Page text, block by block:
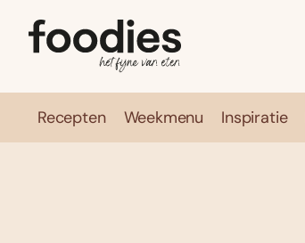
Recepten Weekmenu Inspiratie